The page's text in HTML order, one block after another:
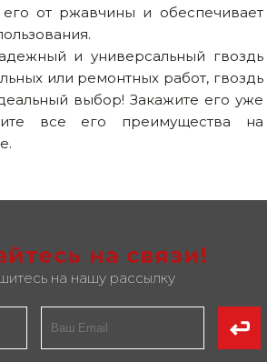
от ржавчины и обеспечивает
и универсальный гвоздь
или ремонтных работ, гвоздь
выбор! Закажите его уже
все его преимущества на
на связи!
на нашу рассылку